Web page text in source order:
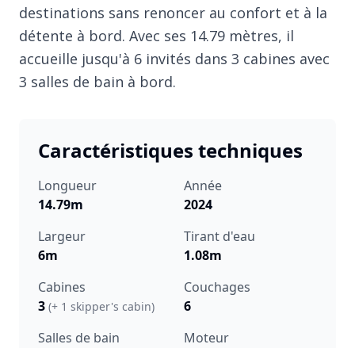
destinations sans renoncer au confort et à la
détente à bord. Avec ses 14.79 mètres, il
accueille jusqu'à 6 invités dans 3 cabines avec
3 salles de bain à bord.
Caractéristiques techniques
Longueur
14.79m
Année
2024
Largeur
6m
Tirant d'eau
1.08m
Cabines
3 (+ 1 skipper's cabin)
Couchages
6
Salles de bain
Moteur